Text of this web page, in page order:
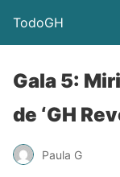
TodoGH
Gala 5:
de ‘GH
Paula G